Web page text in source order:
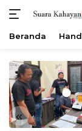
konten
Beranda
«